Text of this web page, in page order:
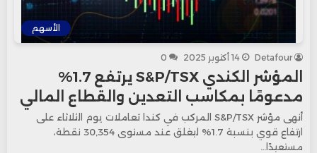
الأسهم
Detafour 14 أكتوبر 2025 0
المؤشر الكندي S&P/TSX يرتفع 1.7%
مدعومًا بمكاسب التعدين والقطاع المالي
أنهى مؤشر S&P/TSX المركب في كندا تعاملات يوم الثلاثاء على
ارتفاع قوي بنسبة 1.7% ليغلق عند مستوى 30,354 نقطة،
مستعيدًا…